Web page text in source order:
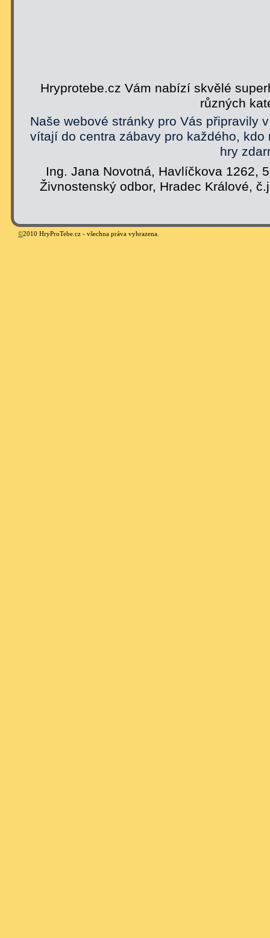
Hryprotebe.cz Vám nabízí skvělé
různých
Naše webové stránky pro Vás připravily
vítají do centra zábavy pro každého,
hry
Ing. Jana Novotná, Havlíčkova 1262,
Živnostenský odbor, Hradec Králové,
©2010 HryProTebe.cz - všechna práva vyhrazena.